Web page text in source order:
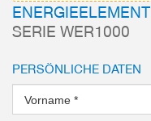
ENERGIEELEMENT
SERIE WER1000
PERSÖNLICHE DATEN
Vorname *